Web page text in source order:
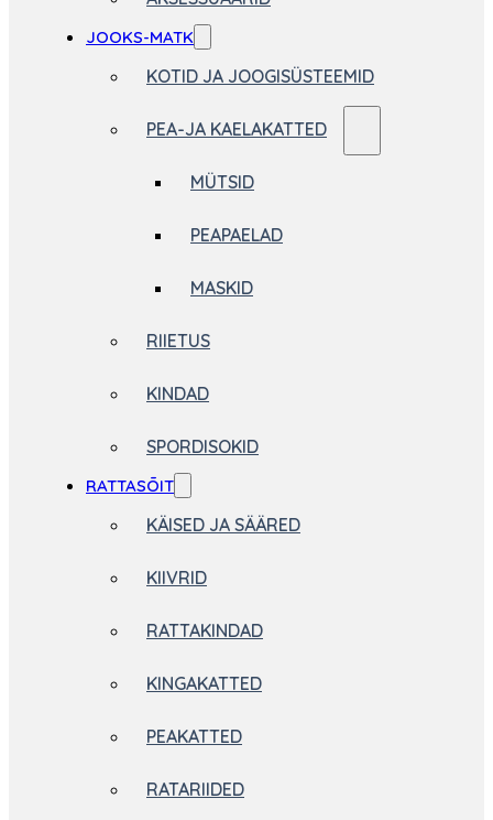
JOOKS-MATK
KOTID JA JOOGISÜSTEEMID
PEA-JA KAELAKATTED
MÜTSID
PEAPAELAD
MASKID
RIIETUS
KINDAD
SPORDISOKID
RATTASÕIT
KÄISED JA SÄÄRED
KIIVRID
RATTAKINDAD
KINGAKATTED
PEAKATTED
RATARIIDED